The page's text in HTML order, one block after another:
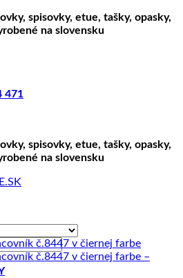
spisovky, etue, tašky, opasky,
na slovensku
471
spisovky, etue, tašky, opasky,
na slovensku